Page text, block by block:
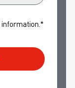
information.*